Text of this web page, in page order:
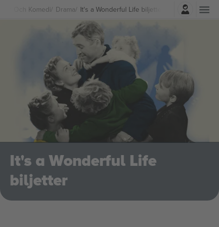
Och Komedi Drama It's a Wonderful Life biljetter
Logga in
It's a Wonderful Life
biljetter